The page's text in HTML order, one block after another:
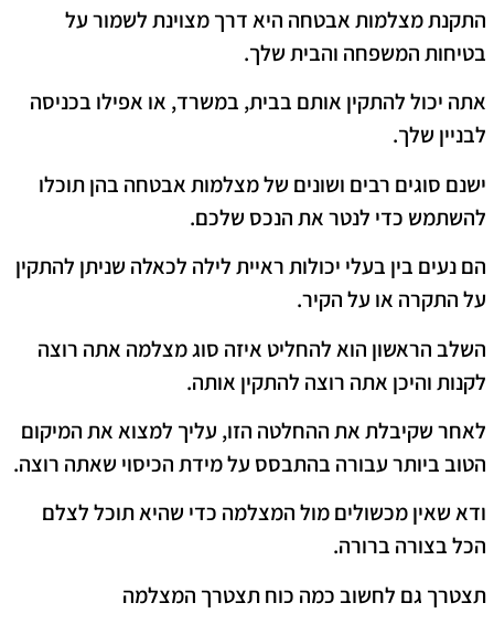
התקנת מצלמות אבטחה היא דרך מצוינת לשמור על
בטיחות המשפחה והבית שלך.
אתה יכול להתקין אותם בבית, במשרד, או אפילו בכניסה
לבניין שלך.
ישנם סוגים רבים ושונים של מצלמות אבטחה בהן תוכלו
להשתמש כדי לנטר את הנכס שלכם.
הם נעים בין בעלי יכולות ראיית לילה לכאלה שניתן להתקין
על התקרה או על הקיר.
השלב הראשון הוא להחליט איזה סוג מצלמה אתה רוצה
לקנות והיכן אתה רוצה להתקין אותה.
לאחר שקיבלת את ההחלטה הזו, עליך למצוא את המיקום
הטוב ביותר עבורה בהתבסס על מידת הכיסוי שאתה רוצה.
ודא שאין מכשולים מול המצלמה כדי שהיא תוכל לצלם
הכל בצורה ברורה.
תצטרך גם לחשוב כמה כוח תצטרך המצלמה